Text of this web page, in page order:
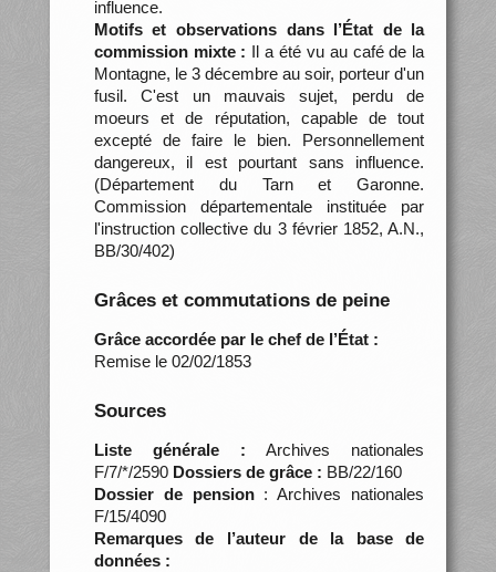
influence.
Motifs et observations dans l’État de la
commission mixte : Il a été vu au café de la
Montagne, le 3 décembre au soir, porteur d'un
fusil. C'est un mauvais sujet, perdu de
moeurs et de réputation, capable de tout
excepté de faire le bien. Personnellement
dangereux, il est pourtant sans influence.
(Département du Tarn et Garonne.
Commission départementale instituée par
l'instruction collective du 3 février 1852, A.N.,
BB/30/402)
Grâces et commutations de peine
Grâce accordée par le chef de l’État :
Remise le 02/02/1853
Sources
Liste générale : Archives nationales
F/7/*/2590 Dossiers de grâce : BB/22/160
Dossier de pension: Archives nationales
F/15/4090
Remarques de l’auteur de la base de
données :